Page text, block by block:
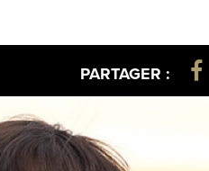
PARTAGER :